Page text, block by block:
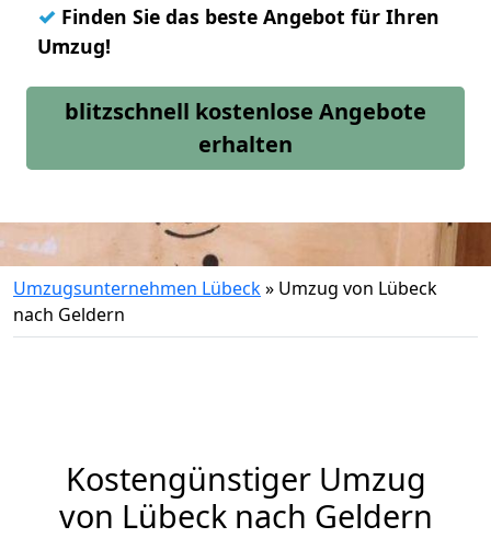
✓ Finden Sie das beste Angebot für Ihren
Umzug!
blitzschnell kostenlose Angebote
erhalten
Umzugsunternehmen Lübeck» Umzug von Lübeck
nach Geldern
Kostengünstiger Umzug
von Lübeck nach Geldern